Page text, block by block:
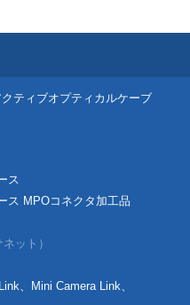
ティブオプティカルケーブ
ス
ス MPOコネクタ加工品
ット）
、Mini Camera Link、